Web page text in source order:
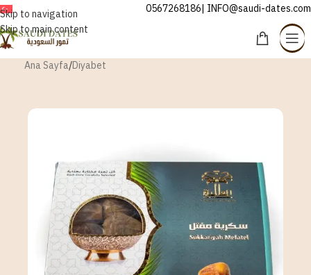
Skip to navigation
Skip to main content
TÜRKÇE 0567268186| INFO@saudi-dates.com
Ana Sayfa/Diyabet